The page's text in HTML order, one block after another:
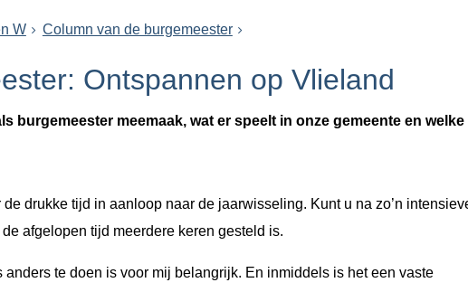
W Column van de burgemeester
Ontspannen op Vlieland
burgemeester meemaak, wat er speelt in onze gemeente en welke
drukke tijd in aanloop naar de jaarwisseling. Kunt u na zo’n
afgelopen tijd meerdere keren gesteld is.
te doen is voor mij belangrijk. En inmiddels is het een vaste